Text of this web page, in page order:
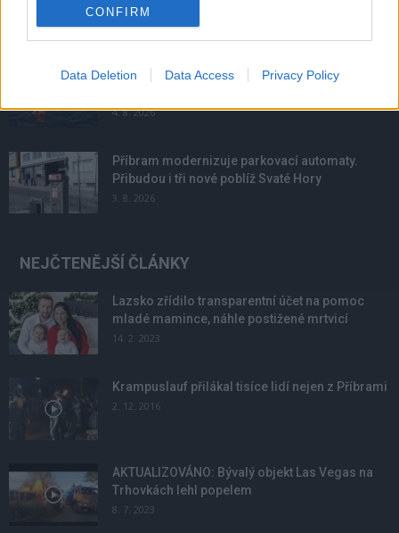
CONFIRM
Data Deletion Data Access Privacy Policy
6. 8. 2026
Většina koupališť na Příbramsku nabízí výborné
4. 8. 2026
Příbram modernizuje parkovací automaty.
Přibudou i tři nové poblíž Svaté Hory
3. 8. 2026
NEJČTENĚJŠÍ ČLÁNKY
Lazsko zřídilo transparentní účet na pomoc
mladé mamince, náhle postižené mrtvicí
14. 2. 2023
Krampuslauf přilákal tisíce lidí nejen z Příbrami
2. 12. 2016
AKTUALIZOVÁNO: Bývalý objekt Las Vegas na
Trhovkách lehl popelem
8. 7. 2023